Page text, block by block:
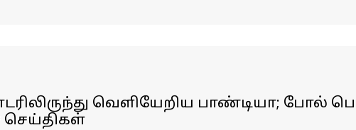
வெளியேறிய பாண்டியா;
செய்திகள்